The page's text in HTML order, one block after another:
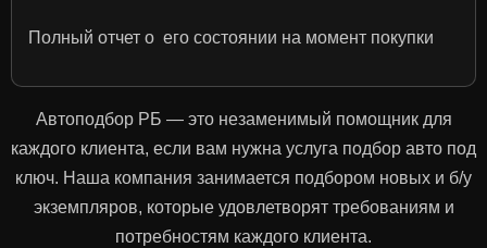
Полный отчет о его состоянии на момент покупки
Автоподбор РБ — это незаменимый помощник для
каждого клиента, если вам нужна услуга подбор авто под
ключ. Наша компания занимается подбором новых и б/у
экземпляров, которые удовлетворят требованиям и
потребностям каждого клиента.